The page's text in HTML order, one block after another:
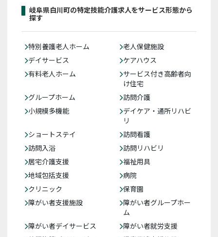
岐阜県白川町の特定技能介護求人をサービス形態から
探す
特別養護老人ホーム
老人保健施設
デイサービス
ケアハウス
有料老人ホーム
サービス付き高齢者向
け住宅
グループホーム
訪問介護
小規模多機能
デイケア・通所リハビ
リ
ショートステイ
訪問看護
訪問入浴
訪問リハビリ
居宅介護支援
福祉用具
地域包括支援
病院
クリニック
保育園
障がい者支援施設
障がい者グループホー
ム
障がい者デイサービス
障がい者就労支援